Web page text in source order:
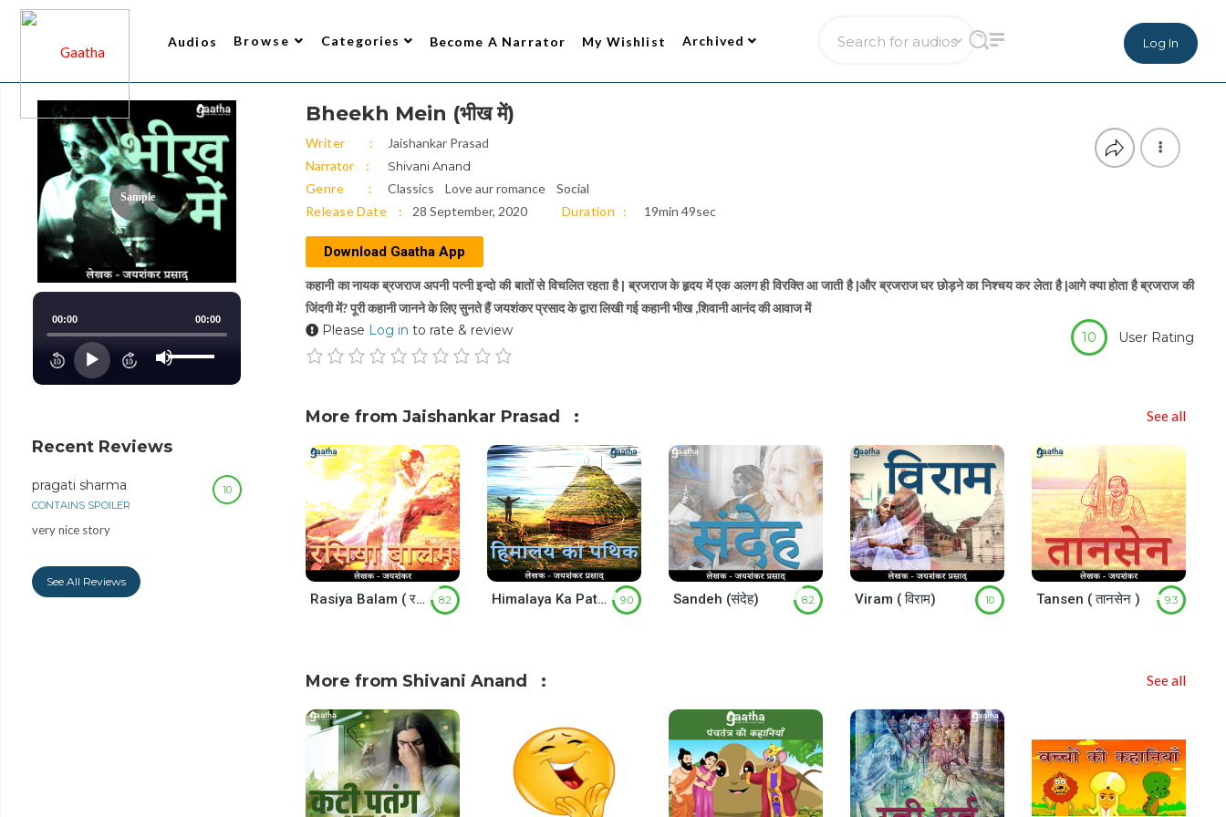
Audios Browse Categories Become A Narrator My Wishlist Archived
All Audios 2
Trending
Top Rated
New Arrivals
Gaatha’s Choice
Log In
Sample
Audio
Player
00:00 00:00
Up/Down
Arrow
to
Recent Reviews
10
pragati sharma
CONTAINS SPOILER
very nice story
See All Reviews
Bheekh Mein (भीख में)
Writer
Jaishankar Prasad
Narrator
Shivani Anand
Genre Classics Love aur romance
Social
Release Date
28 September, 2020 Duration 19min 49sec
Download Gaatha App
कहानी का नायक ब्रजराज अपनी पत्नी इन्दो की बातों से विचलित रहता है | ब्रजराज के हृदय में एक अलग ही विरक्ति आ जाती है |और ब्रजराज घर छोड़ने का निश्चय कर लेता है |आगे क्या होता है ब्रजराज की
जिंदगी में? पूरी कहानी जानने के लिए सुनते हैं जयशंकर प्रसाद के द्वारा लिखी गई कहानी भीख ,शिवानी आनंद की आवाज में
Please Log in to rate & review User Rating
10
More from Jaishankar Prasad See all
Rasiya Balam ( रसिया बालम ) 8.2 Himalaya Ka Pathik (हिमालय का पथिक) 9.0 Sandeh (संदेह) 8.2 Viram ( विराम) 10 Tansen ( तानसेन ) 9.3
More from Shivani Anand See all